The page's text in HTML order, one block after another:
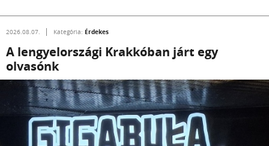
2026.08.07. Kategória: Érdekes
A lengyelországi Krakkóban járt egy
olvasónk